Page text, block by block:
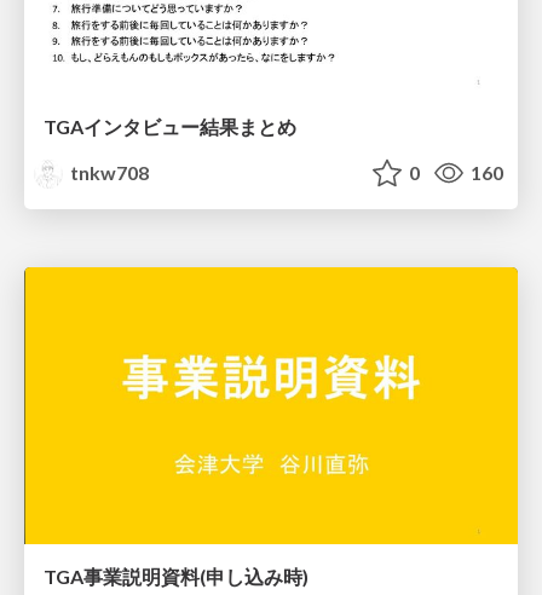
TGAインタビュー結果まとめ
tnkw708
0 160
TGA事業説明資料(申し込み時)